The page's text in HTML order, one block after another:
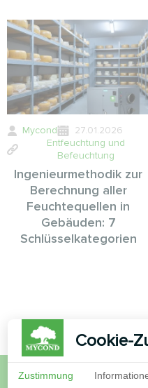
Mycond
27.01.2026
Entfeuchtung und
Befeuchtung
Ingenieurmethodik zur
Berechnung aller
Feuchtequellen in
Gebäuden: 7
Schlüsselkategorien
Cookie-
Zustimmung